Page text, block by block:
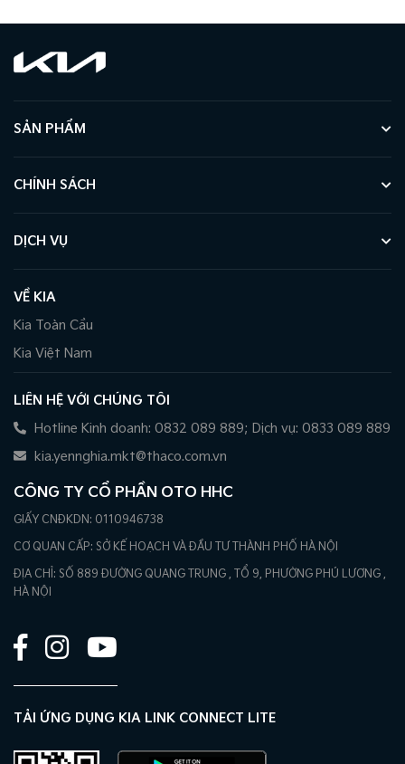
SẢN PHẨM
CHÍNH SÁCH
DỊCH VỤ
VỀ KIA
Kia Toàn Cầu
Kia Việt Nam
LIÊN HỆ VỚI CHÚNG TÔI
Hotline Kinh doanh: 0832 089 889; Dịch vụ: 0833 089 889
kia.yennghia.mkt@thaco.com.vn
CÔNG TY CỔ PHẦN OTO HHC
GIẤY CNĐKDN: 0110946738
CƠ QUAN CẤP: SỞ KẾ HOẠCH VÀ ĐẦU TƯ THÀNH PHỐ HÀ NỘI
ĐỊA CHỈ: SỐ 889 ĐƯỜNG QUANG TRUNG , TỔ 9, PHƯỜNG PHÚ LƯƠNG ,
HÀ NỘI
TẢI ỨNG DỤNG KIA LINK CONNECT LITE